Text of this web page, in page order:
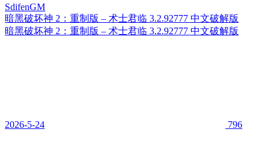
暗黑破坏神 2：重制版 – 术士君临 3.2.92777 中文破解版
暗黑破坏神 2：重制版 – 术士君临 3.2.92777 中文破解版
2026-5-24 796